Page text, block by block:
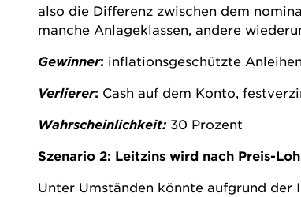
also die Differenz zwischen dem
manche Anlageklassen, andere
Gewinner: inflationsgeschützte
Verlierer: Cash auf dem Konto,
Wahrscheinlichkeit: 30 Prozent
Szenario 2: Leitzins wird nach Preis-
Unter Umständen könnte aufgrund der